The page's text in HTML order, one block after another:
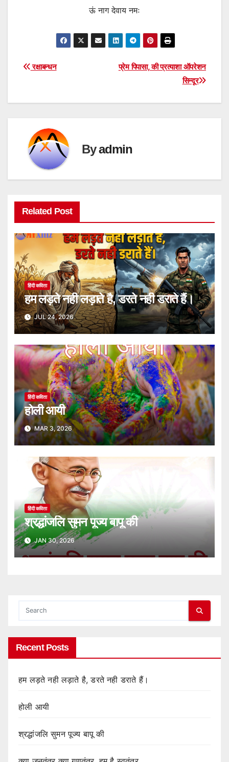
ऊं नाग देवाय नमः
Post
प्रेम पिपासा, की प्रत्याशा ऑपरेशन
सिन्दूर
रक्षाबन्धन
Byadmin
Related Post
हिंदी कविता
हम लड़ते नही लड़ाते है, डरते नही डराते हैं।
JUL 24, 2026
हिंदी कविता
होली आयी
MAR 3, 2026
हिंदी कविता
श्रद्धांजलि सुमन पूज्य बापू की
JAN 30, 2026
Recent Posts
हम लड़ते नही लड़ाते है, डरते नही डराते हैं।
होली आयी
श्रद्धांजलि सुमन पूज्य बापू की